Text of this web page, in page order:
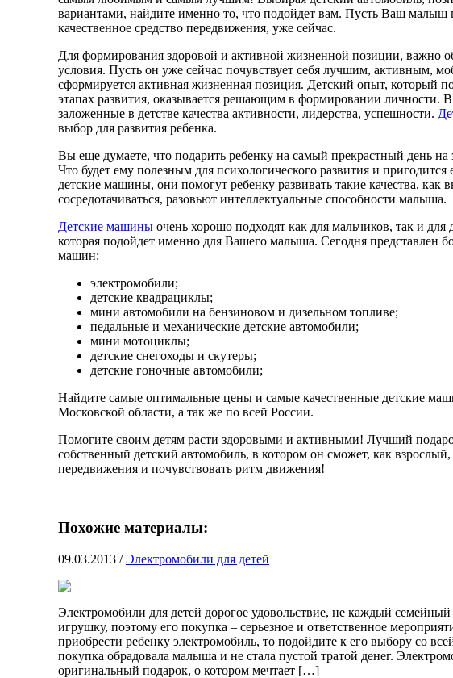
вариантами, найдите именно то, что подойдет вам. Пусть Ваш малыш
качественное средство передвижения, уже сейчас.
Для формирования здоровой и активной жизненной позиции, важно
условия. Пусть он уже сейчас почувствует себя лучшим, активным,
сформируется активная жизненная позиция. Детский опыт, который
этапах развития, оказывается решающим в формировании личности.
заложенные в детстве качества активности, лидерства, успешности.
выбор для развития ребенка.
Вы еще думаете, что подарить ребенку на самый прекрастный день
Что будет ему полезным для психологического развития и
детские машины, они помогут ребенку развивать такие качества, как
сосредотачиваться, разовьют интеллектуальные способности малыша.
Детские машины очень хорошо подходят как для мальчиков, так и
которая подойдет именно для Вашего малыша. Сегодня представлен
машин:
электромобили;
детские квадрациклы;
мини автомобили на бензиновом и дизельном топливе;
педальные и механические детские автомобили;
мини мотоциклы;
детские снегоходы и скутеры;
детские гоночные автомобили;
Найдите самые оптимальные цены и самые качественные детские
Московской области, а так же по всей России.
Помогите своим детям расти здоровыми и активными! Лучший
собственный детский автомобиль, в котором он сможет, как
передвижения и почувствовать ритм движения!
Похожие материалы:
09.03.2013 /Электромобили для детей
Электромобили для детей дорогое удовольствие, не каждый
игрушку, поэтому его покупка – серьезное и ответственное
приобрести ребенку электромобиль, то подойдите к его выбору со
покупка обрадовала малыша и не стала пустой тратой денег.
оригинальный подарок, о котором мечтает […]